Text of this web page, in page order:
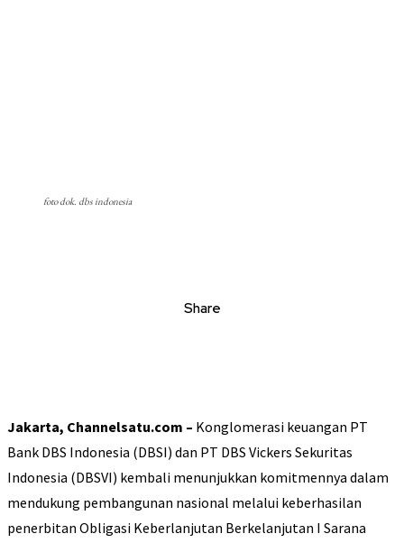
foto dok. dbs indonesia
Share
Jakarta, Channelsatu.com – Konglomerasi keuangan PT
Bank DBS Indonesia (DBSI) dan PT DBS Vickers Sekuritas
Indonesia (DBSVI) kembali menunjukkan komitmennya dalam
mendukung pembangunan nasional melalui keberhasilan
penerbitan Obligasi Keberlanjutan Berkelanjutan I Sarana